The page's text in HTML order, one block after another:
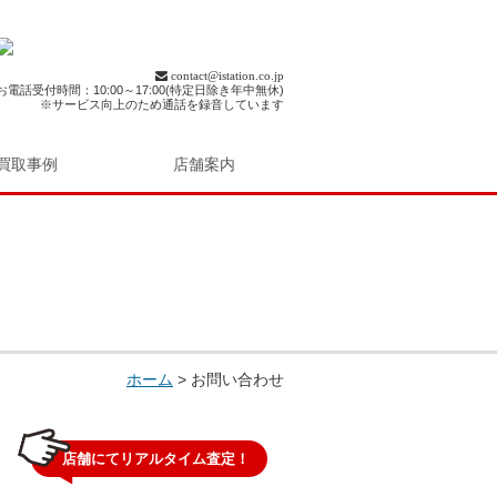
contact@istation.co.jp
電話受付時間：10:00～17:00(特定日除き年中無休)
※サービス向上のため通話を録音しています
取事例 店舗案内
ホーム > お問い合わせ
店舗にてリアルタイム査定！